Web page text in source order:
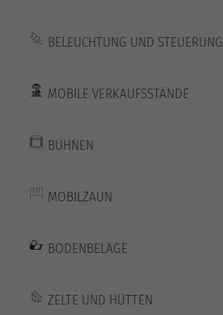
BELEUCHTUNG UND STEUERUNG
MOBILE VERKAUFSSTÄNDE
BÜHNEN
MOBILZAUN
BODENBELÄGE
ZELTE UND HÜTTEN